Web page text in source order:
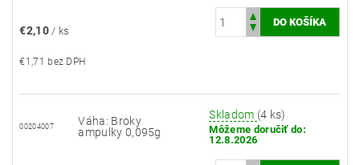
€2,10 / ks
€1,71 bez DPH
00204007
Váha: Broky
ampulky 0,095g
Skladom (4 ks)
Môžeme doručiť do:
12.8.2026